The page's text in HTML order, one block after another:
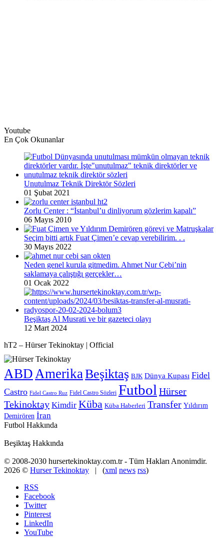
Youtube
En Çok Okunanlar
Unutulmaz Teknik Direktör Sözleri
01 Şubat 2021
Zorlu Center : “İstanbul’u dinliyorum gözlerim kapalı”
06 Mayıs 2010
Seçim bitti artık Fuat Çimen’e cevap verebilirim. . .
30 Mayıs 2022
Neden genel kurula gitmedim. Ahmet Nur Çebi’nin
saklamaya çalıştığı gerçekler…
01 Ocak 2022
Beşiktaş Al Musrati ve bir gazeteci olayı
12 Mart 2024
hT2 – Hürser Tekinoktay | Official
ABD Amerika Beşiktaş BJK Dünya Kupası Fidel
Castro Fidel Castro Ruz Fidel Castro Sözleri Futbol Hürser
Tekinoktay Kimdir Küba Küba Haberleri Transfer Yıldırım
Demirören İran
Futbol Hakkında
Beşiktaş Hakkında
© 2008-2030 hursertekinoktay.com.tr - Tüm Hakları Anonimdir.
2026 © Hurser Tekinoktay | (xml news rss)
RSS
Facebook
Twitter
Pinterest
LinkedIn
YouTube